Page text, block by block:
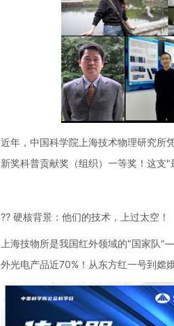
近年，中国科学院上海技术物理研究
新奖科普贡献奖（组织）一等奖！这支
?? 硬核背景：他们的技术，上过太空！
上海技物所是我国红外领域的"国家队
外光电产品近70%！从东方红一号到嫦